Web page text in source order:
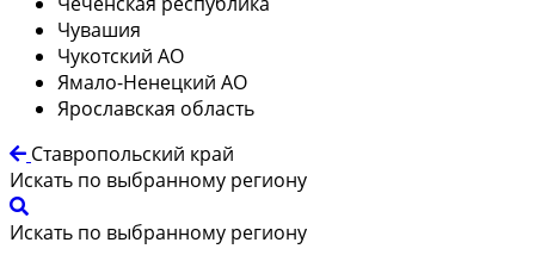
Чувашия
Чукотский АО
Ямало-Ненецкий АО
Ярославская область
Ставропольский край
Искать по выбранному региону
Искать по выбранному региону